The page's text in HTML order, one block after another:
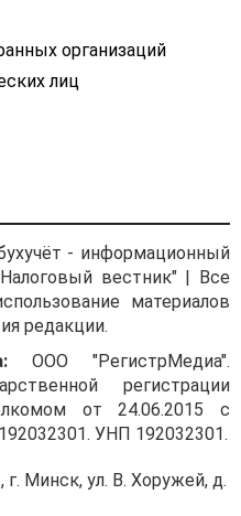
организаций
лиц
- информационный
вестник" | Все
материалов
редакции.
ООО "РегистрМедиа".
регистрации
от 24.06.2015 с
УНП 192032301.
г. Минск, ул. В. Хоружей, д.